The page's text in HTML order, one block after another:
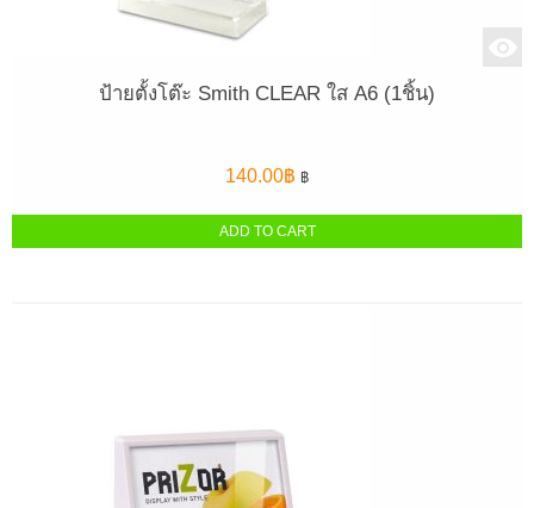
ป้ายตั้งโต๊ะ Smith CLEAR ใส A6 (1ชิ้น)
140.00฿ ฿
ADD TO CART